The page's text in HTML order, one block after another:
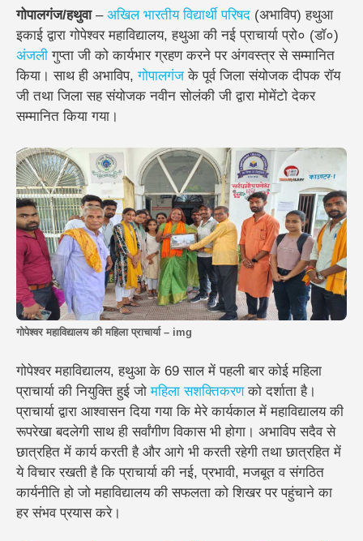
गोपालगंज/हथुवा– अखिल भारतीय विद्यार्थी परिषद (अभाविप) हथुआ
इकाई द्वारा गोपेश्वर महाविद्यालय, हथुआ की नई प्राचार्या प्रो० (डॉ०)
अंजली गुप्ता जी को कार्यभार ग्रहण करने पर अंगवस्त्र से सम्मानित
किया। साथ ही अभाविप,गोपालगंजके पूर्व जिला संयोजक दीपक रॉय
जी तथा जिला सह संयोजक नवीन सोलंकी जी द्वारा मोमेंटो देकर
सम्मानित किया गया।
गोपेश्वर महाविद्यालय की महिला प्राचार्या – img
गोपेश्वर महाविद्यालय, हथुआ के 69 साल में पहली बार कोई महिला
प्राचार्या की नियुक्ति हुई जोमहिला सशक्तिकरणको दर्शाता है।
प्राचार्या द्वारा आश्वासन दिया गया कि मेरे कार्यकाल में महाविद्यालय की
रूपरेखा बदलेगी साथ ही सर्वांगीण विकास भी होगा। अभाविप सदैव से
छात्रहित में कार्य करती है और आगे भी करती रहेगी तथा छात्रहित में
ये विचार रखती है कि प्राचार्या की नई, प्रभावी, मजबूत व संगठित
कार्यनीति हो जो महाविद्यालय की सफलता को शिखर पर पहुंचाने का
हर संभव प्रयास करे।